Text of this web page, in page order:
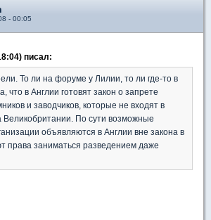
- 00:05
писал:
То ли на форуме у Лилии, то ли где-то в
что в Англии готовят закон о запрете
и заводчиков, которые не входят в
Великобритании. По сути возможные
объявляются в Англии вне закона в
права заниматься разведением даже